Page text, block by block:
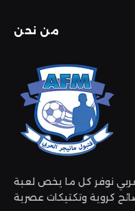
من نحن
نوفر كل ما يخص لعبة